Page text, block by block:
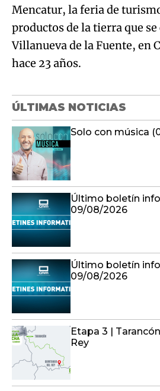
Mencatur, la feria de
productos de la tierra que se
Villanueva de la Fuente, en
hace 23 años.
ÚLTIMAS NOTICIAS
Solo con música
Último boletín
09/08/2026
Último boletín
09/08/2026
Etapa 3 |
Rey